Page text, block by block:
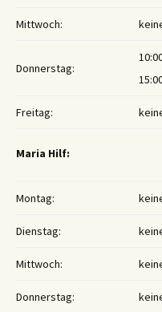
Mittwoch:
Donnerstag:
Freitag:
Maria Hilf:
Montag:
Dienstag:
Mittwoch:
Donnerstag: